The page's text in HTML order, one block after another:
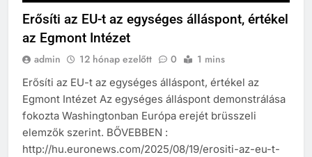
Erősíti az EU-t az egységes álláspont, értékel
az Egmont Intézet
admin 12 hónap ezelőtt 0 1 mins
Erősíti az EU-t az egységes álláspont, értékel az
Egmont Intézet Az egységes álláspont demonstrálása
fokozta Washingtonban Európa erejét brüsszeli
elemzők szerint. BŐVEBBEN :
http://hu.euronews.com/2025/08/19/erositi-az-eu-t-